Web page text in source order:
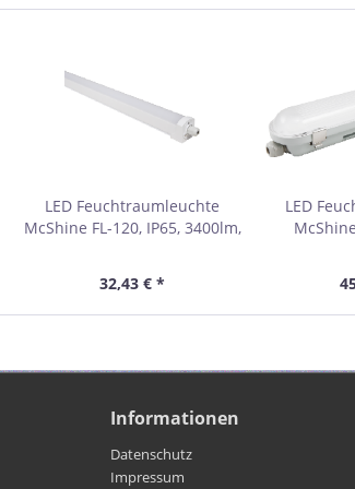
LED Feuchtraumleuchte
McShine FL-120, IP65, 3400lm,
32,43 € *
LED
Informationen
Datenschutz
Impressum